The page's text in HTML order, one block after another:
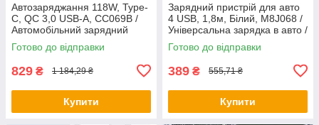
Автозаряджання 118W, Type-
C, QC 3,0 USB-A, CC069B /
Автомобільний зарядний
пристрій / Швидка зарядка
Готово до відправки
829 ₴ 1 184,29 ₴
Купити
Зарядний пристрій для авто
4 USB, 1,8м, Білий, M8J068 /
Універсальна зарядка в авто /
Автомобільний зарядний
пристрій
Готово до відправки
389 ₴ 555,71 ₴
Купити